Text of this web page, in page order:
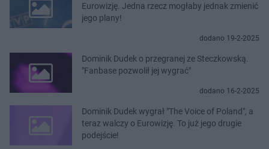
Eurowizję. Jedna rzecz mogłaby jednak zmienić
jego plany!
dodano 19-2-2025
Dominik Dudek o przegranej ze Steczkowską.
"Fanbase pozwolił jej wygrać"
dodano 16-2-2025
Dominik Dudek wygrał "The Voice of Poland", a
teraz walczy o Eurowizję. To już jego drugie
podejście!